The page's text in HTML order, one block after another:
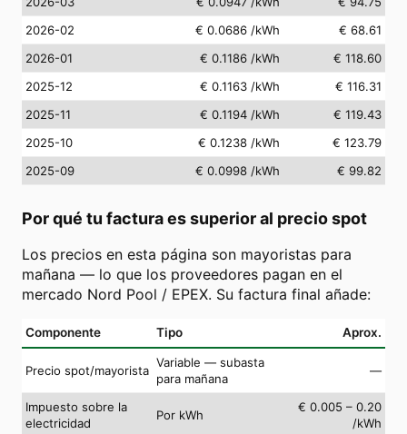
2026-02
€ 0.0686 /kWh
€ 68.61
2026-01
€ 0.1186 /kWh
€ 118.60
2025-12
€ 0.1163 /kWh
€ 116.31
2025-11
€ 0.1194 /kWh
€ 119.43
2025-10
€ 0.1238 /kWh
€ 123.79
2025-09
€ 0.0998 /kWh € 99.82
Por qué tu factura es superior al precio spot
Los precios en esta página son mayoristas para
mañana — lo que los proveedores pagan en el
mercado Nord Pool / EPEX. Su factura final añade:
Componente Tipo Aprox.
Precio spot/mayorista
Variable — subasta
para mañana
—
Impuesto sobre la
electricidad
Por kWh
€ 0.005 – 0.20
/kWh